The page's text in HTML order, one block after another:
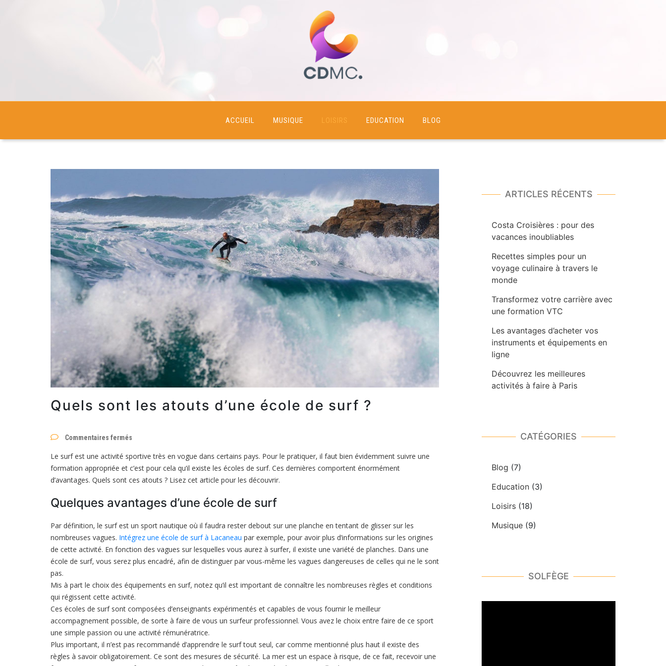
cdmc-haute-alsace.com
ACCUEIL MUSIQUE LOISIRS EDUCATION BLOG
Quels sont les atouts d’une école de surf ?
Commentaires fermés
Quels
les
atouts
d’une
école
surf
?
Le surf est une activité sportive très en vogue dans certains pays. Pour le pratiquer, il faut bien évidemment suivre une
formation appropriée et c’est pour cela qu’il existe les écoles de surf. Ces dernières comportent énormément
d’avantages. Quels sont ces atouts ? Lisez cet article pour les découvrir.
Quelques avantages d’une école de surf
Par définition, le surf est un sport nautique où il faudra rester debout sur une planche en tentant de glisser sur les
nombreuses vagues. Intégrez une école de surf à Lacaneau par exemple, pour avoir plus d’informations sur les origines
de cette activité. En fonction des vagues sur lesquelles vous aurez à surfer, il existe une variété de planches. Dans une
école de surf, vous serez plus encadré, afin de distinguer par vous-même les vagues dangereuses de celles qui ne le sont
pas.
Mis à part le choix des équipements en surf, notez qu’il est important de connaître les nombreuses règles et conditions
qui régissent cette activité.
Ces écoles de surf sont composées d’enseignants expérimentés et capables de vous fournir le meilleur
accompagnement possible, de sorte à faire de vous un surfeur professionnel. Vous avez le choix entre faire de ce sport
une simple passion ou une activité rémunératrice.
Plus important, il n’est pas recommandé d’apprendre le surf tout seul, car comme mentionné plus haut il existe des
règles à savoir obligatoirement. Ce sont des mesures de sécurité. La mer est un espace à risque, de ce fait, recevoir une
ARTICLES RÉCENTS
Costa Croisières : pour des
vacances inoubliables
Recettes simples pour un
voyage culinaire à travers le
monde
Transformez votre carrière avec
une formation VTC
Les avantages d’acheter vos
instruments et équipements en
ligne
Découvrez les meilleures
activités à faire à Paris
CATÉGORIES
Blog (7)
Education (3)
Loisirs (18)
Musique (9)
SOLFÈGE